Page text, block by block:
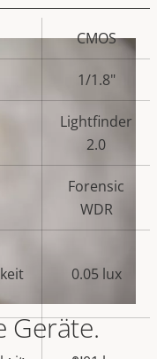
Geräte.
Eigentumswert
CMOS
1/1.8"
Lightfinder
2.0
Forensic
WDR
0.05 lux